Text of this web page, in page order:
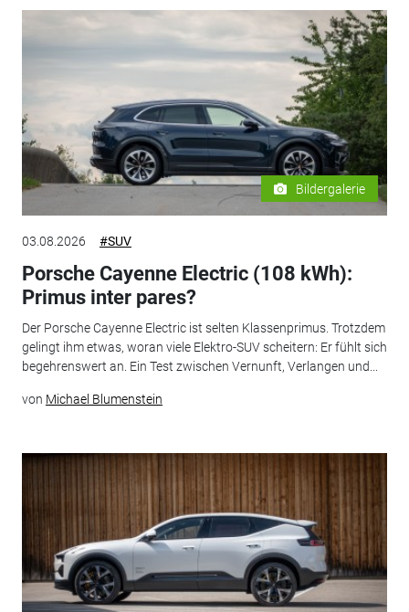
Bildergalerie
03.08.2026 #SUV
Porsche Cayenne Electric (108 kWh):
Primus inter pares?
Der Porsche Cayenne Electric ist selten Klassenprimus. Trotzdem
gelingt ihm etwas, woran viele Elektro-SUV scheitern: Er fühlt sich
begehrenswert an. Ein Test zwischen Vernunft, Verlangen und...
von Michael Blumenstein